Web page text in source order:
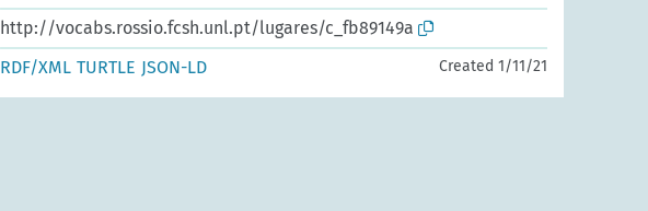
http://vocabs.rossio.fcsh.unl.pt/lugares/c_fb89149a
RDF/XML TURTLE JSON-LD Created 1/11/21